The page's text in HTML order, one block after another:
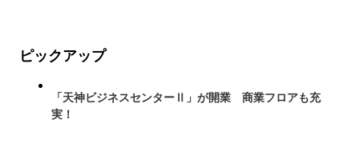
ピックアップ
「天神ビジネスセンターⅡ」が開業 商業フロアも充
実！